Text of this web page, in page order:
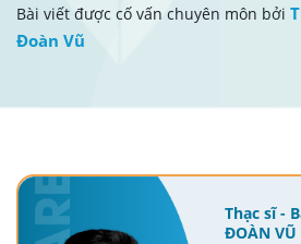
Bài viết được cố vấn chuyên môn bởi
Đoàn Vũ
Thạc sĩ -
ĐOÀN VŨ